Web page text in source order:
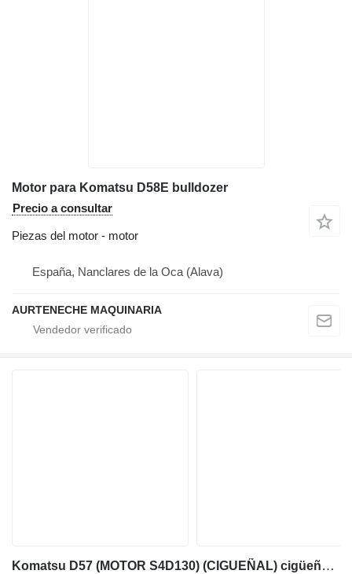
Motor para Komatsu D58E bulldozer
Precio a consultar
Piezas del motor - motor
España, Nanclares de la Oca (Alava)
AURTENECHE MAQUINARIA
Komatsu D57 (MOTOR S4D130) (CIGUEÑAL) cigüeñal para Komatsu D57 bulldozer